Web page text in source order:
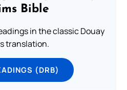
Bible
in the classic Douay
translation.
(DRB)